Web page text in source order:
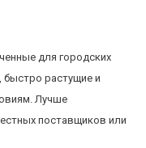
для городских
быстро растущие и
Лучше
поставщиков или